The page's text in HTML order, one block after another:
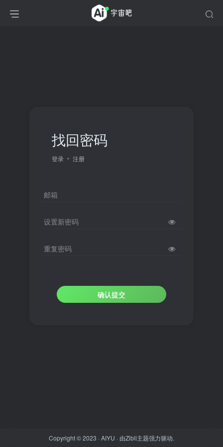
找回密码
登录 注册
邮箱
设置新密码
重复密码
确认提交
Copyright © 2023 ·AIYU · 由Zibll主题强力驱动.